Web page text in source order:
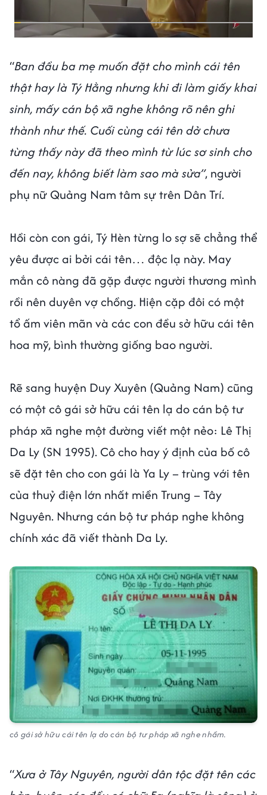
“Ban đầu ba mẹ muốn đặt cho mình cái tên
thật hay là Tý Hằng nhưng khi đi làm giấy khai
sinh, mấy cán bộ xã nghe không rõ nên ghi
thành như thế. Cuối cùng cái tên dở chưa
từng thấy này đã theo mình từ lúc sơ sinh cho
đến nay, không biết làm sao mà sửa”, người
phụ nữ Quảng Nam tâm sự trên Dân Trí.
Hồi còn con gái, Tý Hèn từng lo sợ sẽ chẳng thể
yêu được ai bởi cái tên… độc lạ này. May
mắn cô nàng đã gặp được người thương mình
rồi nên duyên vợ chồng. Hiện cặp đôi có một
tổ ấm viên mãn và các con đều sở hữu cái tên
hoa mỹ, bình thường giống bao người.
Rẽ sang huyện Duy Xuyên (Quảng Nam) cũng
có một cô gái sở hữu cái tên lạ do cán bộ tư
pháp xã nghe một đường viết một nẻo: Lê Thị
Da Ly (SN 1995). Cô cho hay ý định của bố cô
sẽ đặt tên cho con gái là Ya Ly – trùng với tên
của thuỷ điện lớn nhất miền Trung – Tây
Nguyên. Nhưng cán bộ tư pháp nghe không
chính xác đã viết thành Da Ly.
cô gái sở hữu cái tên lạ do cán bộ tư pháp xã nghe nhầm.
“Xưa ở Tây Nguyên, người dân tộc đặt tên các